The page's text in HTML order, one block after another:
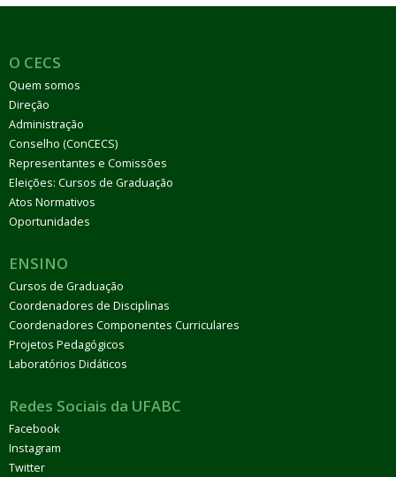
O CECS
Quem somos
Direção
Administração
Conselho (ConCECS)
Representantes e Comissões
Eleições: Cursos de Graduação
Atos Normativos
Oportunidades
ENSINO
Cursos de Graduação
Coordenadores de Disciplinas
Coordenadores Componentes Curriculares
Projetos Pedagógicos
Laboratórios Didáticos
Redes Sociais da UFABC
Facebook
Instagram
Twitter